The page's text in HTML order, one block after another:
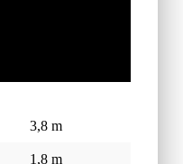
3,8 m
1,8 m